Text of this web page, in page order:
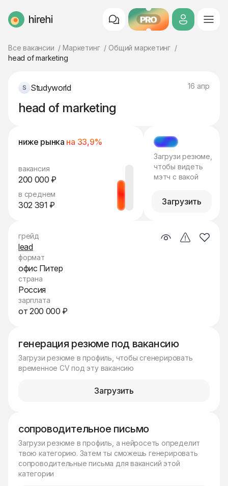
HireHi PRO
Все вакансии Маркетинг
Общий маркетинг
head of marketing
Studyworld 16 апр
head of marketing
ниже рынка на 33,9%
вакансия
200 000 ₽
в среднем
302 391 ₽
МЭТЧ
Загрузи резюме,
чтобы видеть
мэтч с вакой
Загрузить
генерация резюме под вакансию
Загрузи резюме в профиль, чтобы сгенерировать
временное CV под эту вакансию
Загрузить
сопроводительное письмо
Загрузи резюме в профиль, а нейросеть определит
твою категорию. Затем ты сможешь генерировать
сопроводительные письма для вакансий этой
категории
грейд
lead
формат
офис Питер
страна
Россия
зарплата
от 200 000 ₽